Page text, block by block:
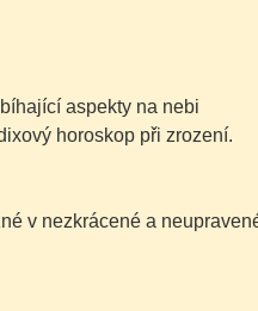
aspekty na nebi
horoskop při zrození.
v nezkrácené a